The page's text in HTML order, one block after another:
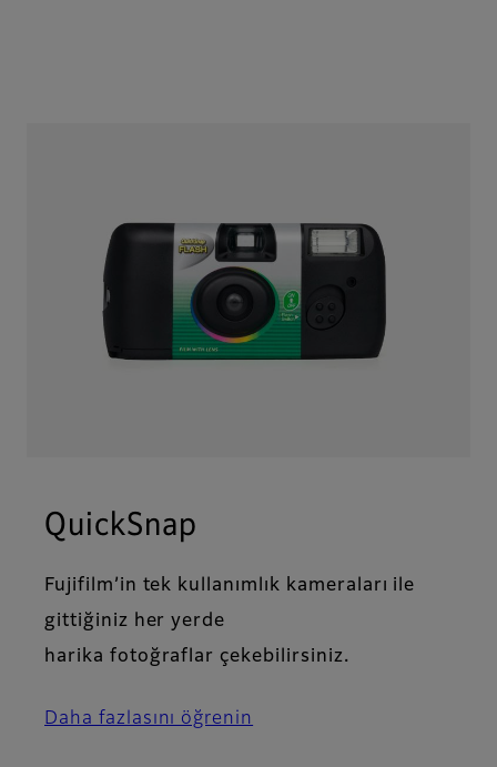
QuickSnap
Fujifilm’in tek kullanımlık kameraları ile
gittiğiniz her yerde
harika fotoğraflar çekebilirsiniz.
Daha fazlasını öğrenin